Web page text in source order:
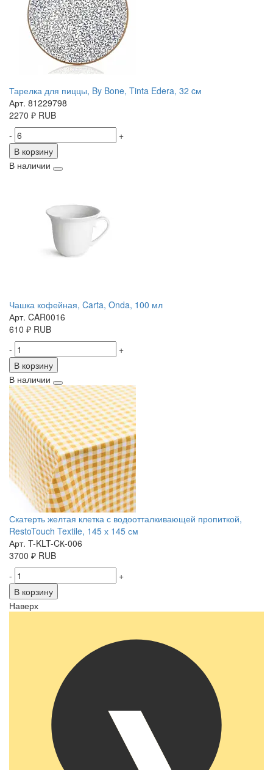
Тарелка для пиццы, By Bone, Tinta Edera, 32 cм
Арт. 81229798
2270 ₽ RUB
-
+
В корзину
В наличии
Чашка кофейная, Carta, Onda, 100 мл
Арт. CAR0016
610 ₽ RUB
-
+
В корзину
В наличии
Скатерть желтая клетка с водоотталкивающей пропиткой,
RestoTouch Textile, 145 х 145 см
Арт. T-KLT-CК-006
3700 ₽ RUB
-
+
В корзину
Наверх